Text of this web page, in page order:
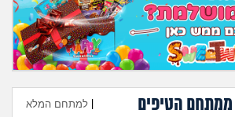
מה שעובר עליי
שומרים על הגוף
פיננסי וכלכלה
ממתחם הטיפים למתחם המלא